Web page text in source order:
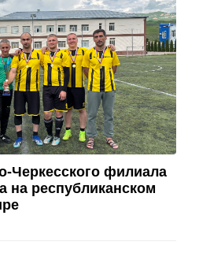
Черкесского филиала
на республиканском